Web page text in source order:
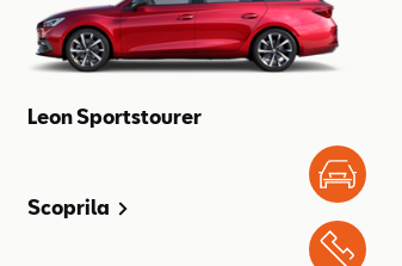
Leon Sportstourer
Scoprila